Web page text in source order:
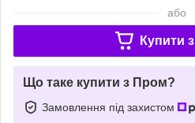
або
Купити з
Що таке купити з Пром?
Замовлення під захистом